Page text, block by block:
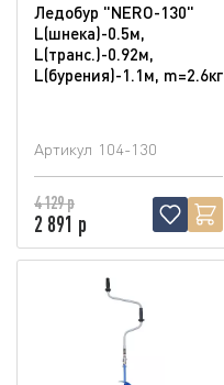
Ледобур "NERO-130"
L(шнека)-0.5м,
L(транс.)-0.92м,
L(бурения)-1.1м, m=2.6кг
Артикул 104-130
4 129 р
2 891 р